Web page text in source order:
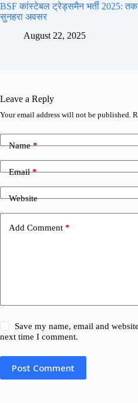
BSF कांस्टेबल ट्रेड्समैन भर्ती 2025:
सुनहरा अवसर
August 22, 2025
Leave a Reply
Your email address will not be published.
Name*
Email*
Website
Add Comment *
Save my name, email and
next time I comment.
Post Comment